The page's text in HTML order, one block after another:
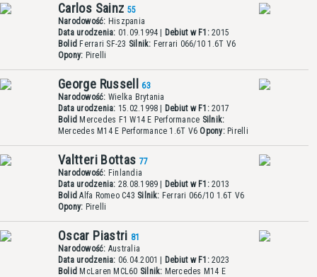
Carlos Sainz 55
Narodowość: Hiszpania
Data urodzenia: 01.09.1994 | Debiut w F1:2015
Bolid Ferrari SF-23 Silnik: Ferrari 066/10 1.6T V6
Opony: Pirelli
George Russell
63
Narodowość: Wielka Brytania
Data urodzenia: 15.02.1998 | Debiut w F1:2017
Bolid Mercedes F1 W14 E Performance Silnik:
Mercedes M14 E Performance 1.6T V6 Opony:Pirelli
Valtteri Bottas 77
Narodowość: Finlandia
Data urodzenia: 28.08.1989 | Debiut w F1:2013
Bolid Alfa Romeo C43 Silnik: Ferrari 066/10 1.6T V6
Opony: Pirelli
Oscar Piastri 81
Narodowość: Australia
Data urodzenia: 06.04.2001 | Debiut w F1:2023
Bolid McLaren MCL60 Silnik: Mercedes M14 E